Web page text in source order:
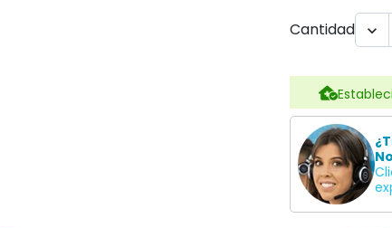
Cantidad
